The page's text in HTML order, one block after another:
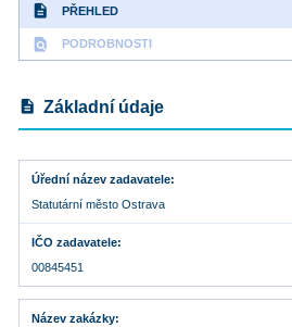
description PŘEHLED
find_in_page PODROBNOSTI
description Základní údaje
Úřední název zadavatele
Statutární město Ostrava
IČO zadavatele
00845451
Název zakázky